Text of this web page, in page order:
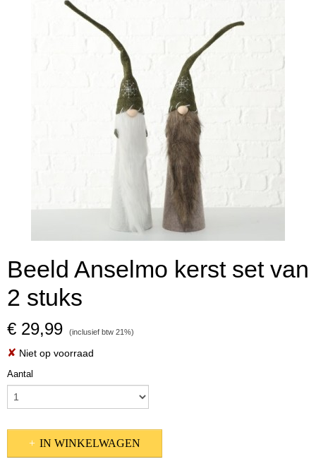
Beeld Anselmo kerst set van
2 stuks
€ 29,99 (inclusief btw 21%)
✘ Niet op voorraad
Aantal
IN WINKELWAGEN